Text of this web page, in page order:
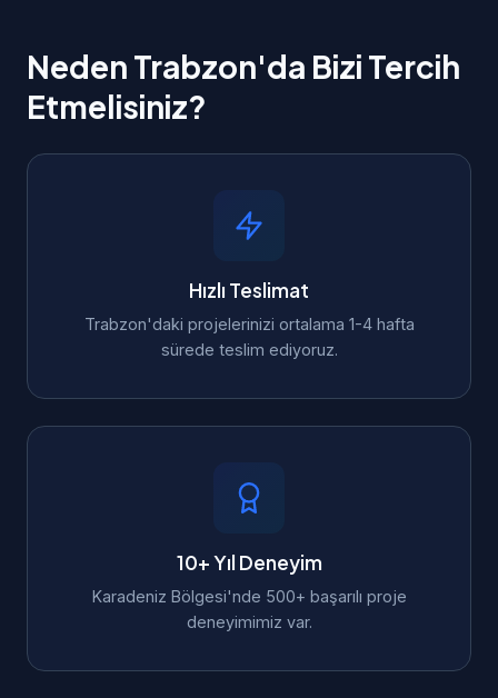
Neden Trabzon'da Bizi Tercih
Etmelisiniz?
Hızlı Teslimat
Trabzon'daki projelerinizi ortalama 1-4 hafta
sürede teslim ediyoruz.
10+ Yıl Deneyim
Karadeniz Bölgesi'nde 500+ başarılı proje
deneyimimiz var.